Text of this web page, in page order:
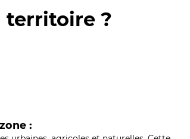
territoire ?
: